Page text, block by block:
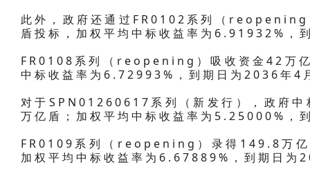
此外，政府还通过FR0102系列（
盾投标，加权平均中标收益率为6.91932%，
FR0108系列（reopening）吸收资金42万
中标收益率为6.72993%，到期日为2036年4
对于SPN01260617系列（新发行），政府
万亿盾；加权平均中标收益率为5.25000%，
FR0109系列（reopening）录得149.8万亿
加权平均中标收益率为6.67889%，到期日为